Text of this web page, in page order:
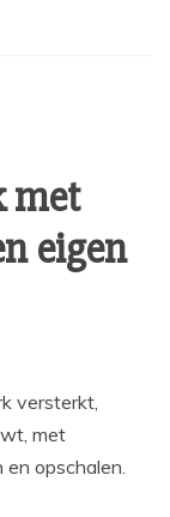
met
eigen
versterkt,
met
opschalen.